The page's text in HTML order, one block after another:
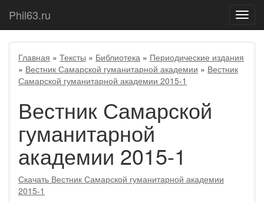
меню
Phil63.ru
Главная » Тексты » Библиотека » Периодические издания
» Вестник Самарской гуманитарной академии » Вестник
Самарской гуманитарной академии 2015-1
Вестник Самарской
гуманитарной
академии 2015-1
Скачать Вестник Самарской гуманитарной академии
2015-1